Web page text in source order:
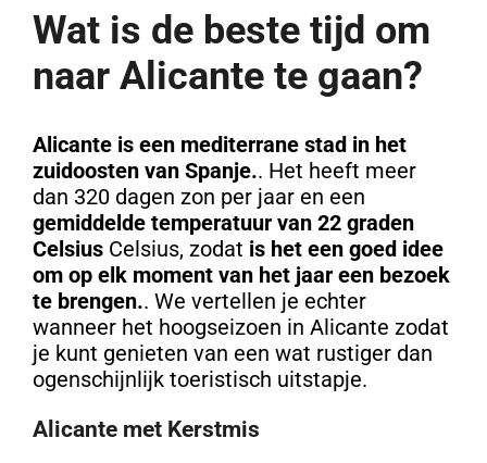
Wat is de beste tijd om
naar Alicante te gaan?
Alicante is een mediterrane stad in het
zuidoosten van Spanje.. Het heeft meer
dan 320 dagen zon per jaar en een
gemiddelde temperatuur van 22 graden
Celsius Celsius, zodat is het een goed idee
om op elk moment van het jaar een bezoek
te brengen.. We vertellen je echter
wanneer het hoogseizoen in Alicante zodat
je kunt genieten van een wat rustiger dan
ogenschijnlijk toeristisch uitstapje.
Alicante met Kerstmis